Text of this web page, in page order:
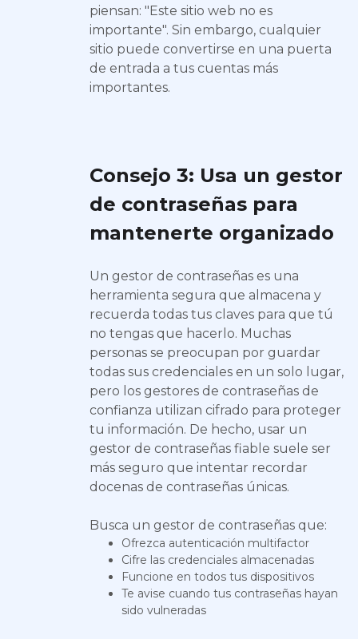
piensan: "Este sitio web no es
importante". Sin embargo, cualquier
sitio puede convertirse en una puerta
de entrada a tus cuentas más
importantes.
Consejo 3: Usa un gestor
de contraseñas para
mantenerte organizado
Un gestor de contraseñas es una
herramienta segura que almacena y
recuerda todas tus claves para que tú
no tengas que hacerlo. Muchas
personas se preocupan por guardar
todas sus credenciales en un solo lugar,
pero los gestores de contraseñas de
confianza utilizan cifrado para proteger
tu información. De hecho, usar un
gestor de contraseñas fiable suele ser
más seguro que intentar recordar
docenas de contraseñas únicas.
Busca un gestor de contraseñas que:
Ofrezca autenticación multifactor
Cifre las credenciales almacenadas
Funcione en todos tus dispositivos
Te avise cuando tus contraseñas hayan
sido vulneradas